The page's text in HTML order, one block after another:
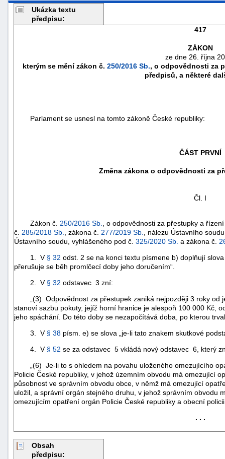
Ukázka textu
předpisu:
417
ZÁKON
ze dne 26. října
kterým se mění zákon č. 250/2016 Sb., o odpovědnosti za
předpisů, a některé
Parlament se usnesl na tomto zákoně České republiky:
ČÁST PRVNÍ
Změna zákona o odpovědnosti za
Čl. I
Zákon č. 250/2016 Sb.
, o odpovědnosti za přestupky a
č. 285/2018 Sb. , zákona č. 277/2019 Sb.
, nálezu Ústavního
Ústavního soudu, vyhlášeného pod č. 325/2020 Sb. a zákona č.
1. V § 32 odst. 2 se na konci textu písmene b) doplňují
přerušuje se běh promlčecí doby jeho doručením“.
2. V § 32 odstavec 3 zní:
„(3) Odpovědnost za přestupek zaniká nejpozději 3 roky od
stanoví sazbu pokuty, jejíž horní hranice je alespoň 100 000 Kč,
jeho spáchání. Do této doby se nezapočítává doba, po kterou
3. V § 38 písm. e) se slova „je-li tato znakem skutkové
4. V § 52 se za odstavec 5 vkládá nový odstavec 6, který
„(6) Je-li to s ohledem na povahu uloženého omezujícího
Policie České republiky, v jehož územním obvodu má omezující
působnost ve správním obvodu obce, v němž má omezující
uložil, a správní orgán stejného druhu, v jehož správním obvodu
omezujícím opatření orgán Policie České republiky a obecní
. . .
Obsah
předpisu:
náhrady